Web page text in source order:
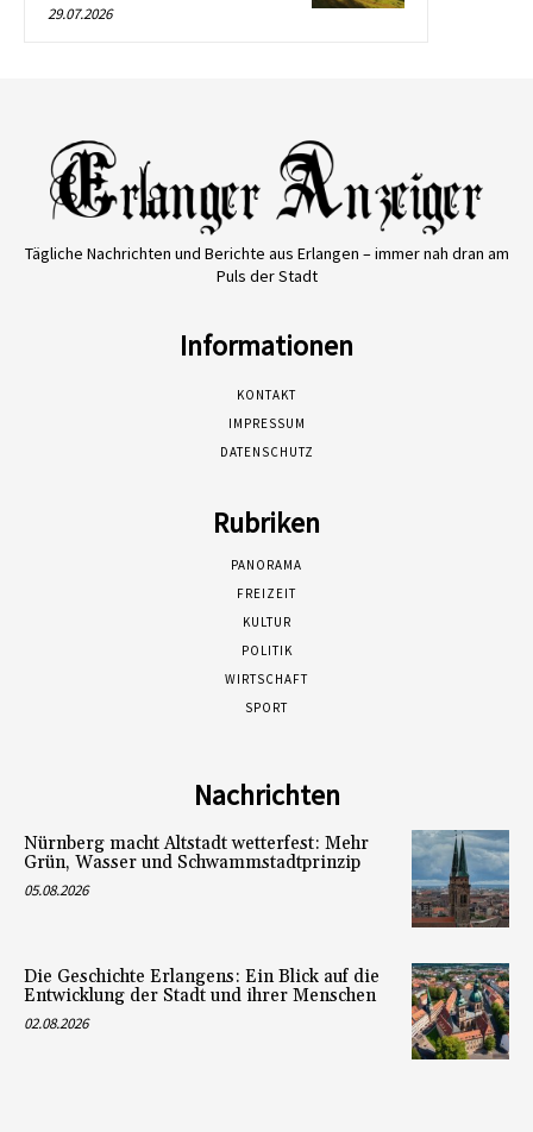
29.07.2026
Tägliche Nachrichten und Berichte aus Erlangen – immer nah dran am
Puls der Stadt
Informationen
KONTAKT
IMPRESSUM
DATENSCHUTZ
Rubriken
PANORAMA
FREIZEIT
KULTUR
POLITIK
WIRTSCHAFT
SPORT
Nachrichten
Nürnberg macht Altstadt wetterfest: Mehr
Grün, Wasser und Schwammstadtprinzip
05.08.2026
Die Geschichte Erlangens: Ein Blick auf die
Entwicklung der Stadt und ihrer Menschen
02.08.2026